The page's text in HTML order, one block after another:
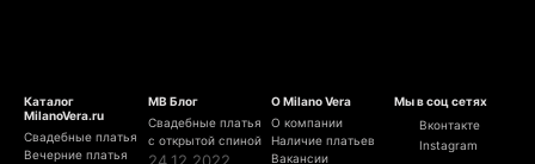
Каталог
MilanoVera.ru
Свадебные платья
Вечерние платья
МВ Блог
Свадебные платья
с открытой спиной
О Milano Vera
О компании
Наличие платьев
Вакансии
Мы в соц сетях
Вконтакте
Instagram